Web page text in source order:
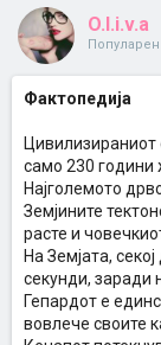
O.l.i.v.a
Фактопедија
Цивилизираниот
само 230 години
Најголемото
Земјините
расте и
На Земјата,
секунди, заради
Гепардот е
вовлече своите